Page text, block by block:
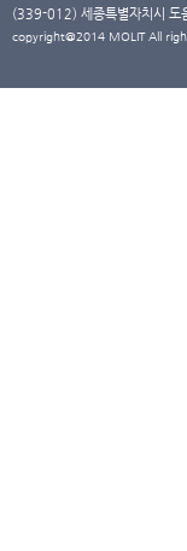
(339-012) 세종특별자치시
copyright@2014 MOLIT All